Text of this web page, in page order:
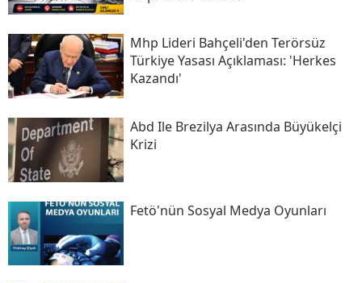
Mhp Lideri Bahçeli'den Terörsüz
Türkiye Yasası Açıklaması: 'herkes
Kazandı'
Abd Ile Brezilya Arasında Büyükelçi
Krizi
Fetö'nün Sosyal Medya Oyunları